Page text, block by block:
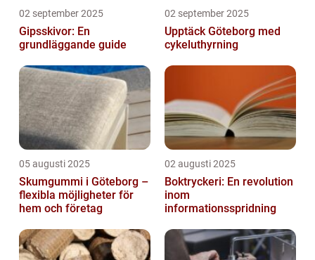
02 september 2025
Gipsskivor: En
grundläggande guide
02 september 2025
Upptäck Göteborg med
cykeluthyrning
05 augusti 2025
Skumgummi i Göteborg –
flexibla möjligheter för
hem och företag
02 augusti 2025
Boktryckeri: En revolution
inom
informationsspridning